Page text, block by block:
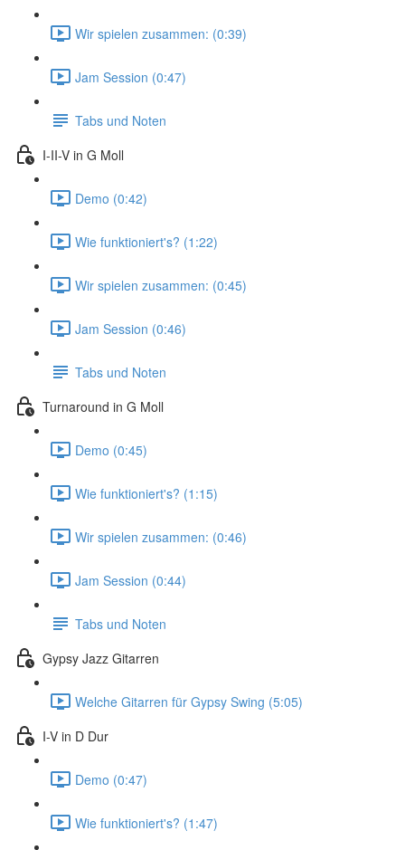
Wir spielen zusammen: (0:39)
Jam Session (0:47)
Tabs und Noten
I-II-V in G Moll
Demo (0:42)
Wie funktioniert's? (1:22)
Wir spielen zusammen: (0:45)
Jam Session (0:46)
Tabs und Noten
Turnaround in G Moll
Demo (0:45)
Wie funktioniert's? (1:15)
Wir spielen zusammen: (0:46)
Jam Session (0:44)
Tabs und Noten
Gypsy Jazz Gitarren
Welche Gitarren für Gypsy Swing (5:05)
I-V in D Dur
Demo (0:47)
Wie funktioniert's? (1:47)